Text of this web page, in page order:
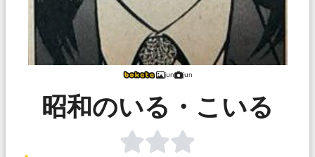
jun jun
昭和のいる・こいる